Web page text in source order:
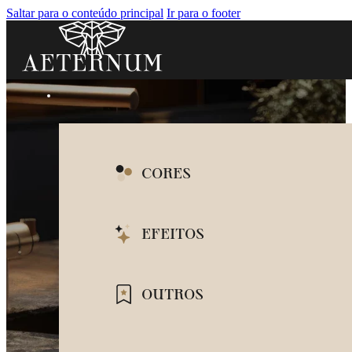
Saltar para o conteúdo principal Ir para o footer
CORES
EFEITOS
OUTROS